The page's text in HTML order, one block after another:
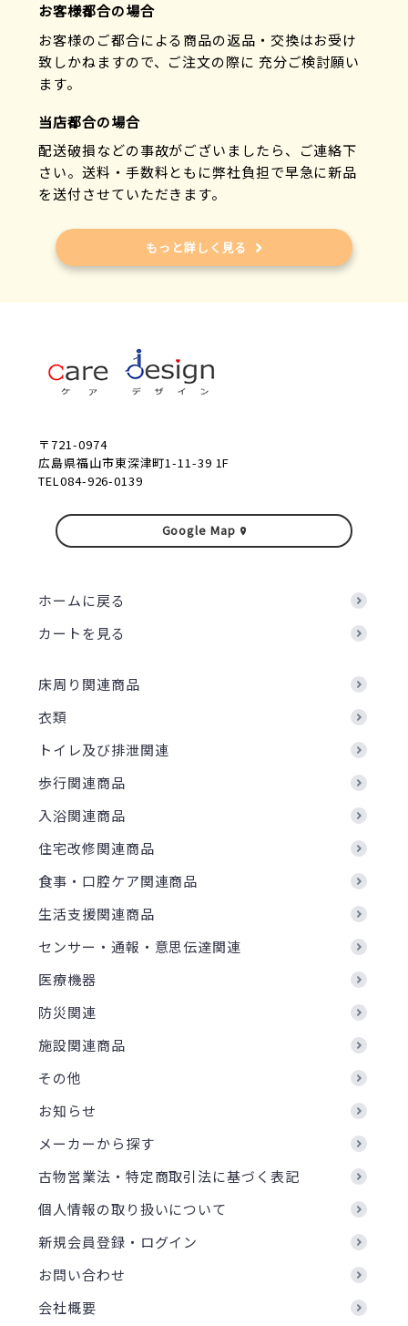
お客様都合の場合
お客様のご都合による商品の返品・交換はお受け
致しかねますので、ご注文の際に 充分ご検討願い
ます。
当店都合の場合
配送破損などの事故がございましたら、ご連絡下
さい。送料・手数料ともに弊社負担で早急に新品
を送付させていただきます。
もっと詳しく見る
〒721-0974
広島県福山市東深津町1-11-39 1F
TEL084-926-0139
Google Map
ホームに戻る
カートを見る
床周り関連商品
衣類
トイレ及び排泄関連
歩行関連商品
入浴関連商品
住宅改修関連商品
食事・口腔ケア関連商品
生活支援関連商品
センサー・通報・意思伝達関連
医療機器
防災関連
施設関連商品
その他
お知らせ
メーカーから探す
古物営業法・特定商取引法に基づく表記
個人情報の取り扱いについて
新規会員登録・ログイン
お問い合わせ
会社概要